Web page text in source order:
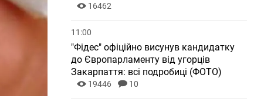
16462
11:00
"Фідес" офіційно висунув кандидатку
до Європарламенту від угорців
Закарпаття: всі подробиці (ФОТО)
19446 10